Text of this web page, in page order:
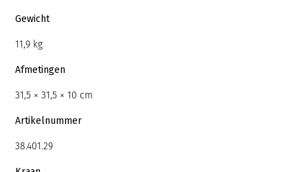
Gewicht
11,9 kg
Afmetingen
31,5 × 31,5 × 10 cm
Artikelnummer
38.401.29